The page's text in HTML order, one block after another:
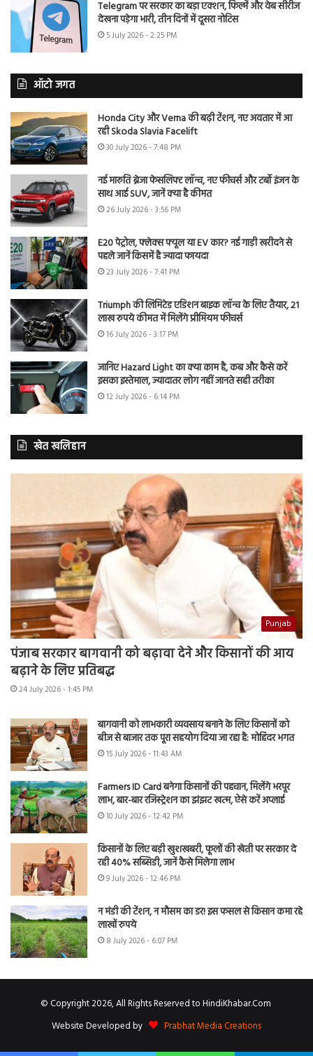
Telegram पर सरकार का बड़ा एक्शन, फिल्में और वेब सीरीज
देखना पड़ेगा भारी, तीन दिनों में दूसरा नोटिस
5 July 2026 - 2:25 PM
ऑटो जगत
Honda City और Verna की बढ़ी टेंशन, नए अवतार में आ
रही Skoda Slavia Facelift
30 July 2026 - 7:48 PM
नई मारुति ब्रेजा फेसलिफ्ट लॉन्च, नए फीचर्स और टर्बो इंजन के
साथ आई SUV, जानें क्या है कीमत
26 July 2026 - 3:56 PM
E20 पेट्रोल, फ्लेक्स फ्यूल या EV कार? नई गाड़ी खरीदने से
पहले जानें किसमें है ज्यादा फायदा
23 July 2026 - 7:41 PM
Triumph की लिमिटेड एडिशन बाइक लॉन्च के लिए तैयार, 21
लाख रुपये कीमत में मिलेंगे प्रीमियम फीचर्स
16 July 2026 - 3:17 PM
जानिए Hazard Light का क्या काम है, कब और कैसे करें
इसका इस्तेमाल, ज्यादातर लोग नहीं जानते सही तरीका
12 July 2026 - 6:14 PM
खेत खलिहान
Punjab
पंजाब सरकार बागवानी को बढ़ावा देने और किसानों की आय
बढ़ाने के लिए प्रतिबद्ध
24 July 2026 - 1:45 PM
बागवानी को लाभकारी व्यवसाय बनाने के लिए किसानों को
बीज से बाजार तक पूरा सहयोग दिया जा रहा है: मोहिंदर भगत
15 July 2026 - 11:43 AM
Farmers ID Card बनेगा किसानों की पहचान, मिलेंगे भरपूर
लाभ, बार-बार रजिस्ट्रेशन का झंझट खत्म, ऐसे करें अप्लाई
10 July 2026 - 12:42 PM
किसानों के लिए बड़ी खुशखबरी, फूलों की खेती पर सरकार दे
रही 40% सब्सिडी, जानें कैसे मिलेगा लाभ
9 July 2026 - 12:46 PM
न मंडी की टेंशन, न मौसम का डर! इस फसल से किसान कमा रहे
लाखों रुपये
8 July 2026 - 6:07 PM
© Copyright 2026, All Rights Reserved to HindiKhabar.Com
Website Developed by
Prabhat Media Creations